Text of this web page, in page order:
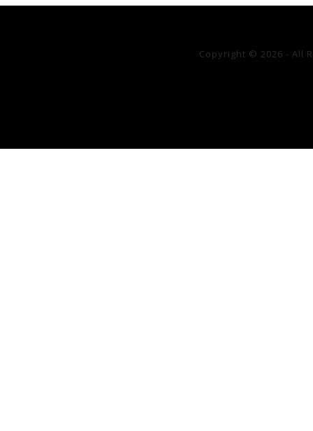
Copyright © 2026 - All